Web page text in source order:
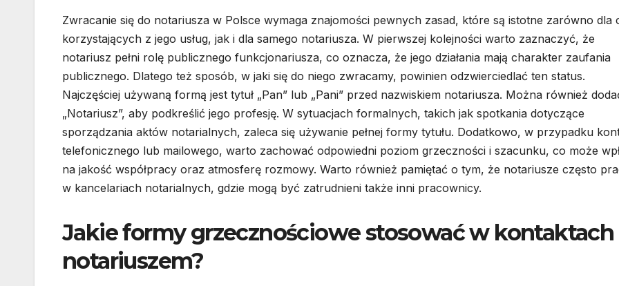
Zwracanie się do notariusza w Polsce wymaga znajomości pewnych zasad, które są istotne zarówno dla
korzystających z jego usług, jak i dla samego notariusza. W pierwszej kolejności warto zaznaczyć, że
notariusz pełni rolę publicznego funkcjonariusza, co oznacza, że jego działania mają charakter zaufania
publicznego. Dlatego też sposób, w jaki się do niego zwracamy, powinien odzwierciedlać ten status.
Najczęściej używaną formą jest tytuł „Pan” lub „Pani” przed nazwiskiem notariusza. Można również
„Notariusz”, aby podkreślić jego profesję. W sytuacjach formalnych, takich jak spotkania dotyczące
sporządzania aktów notarialnych, zaleca się używanie pełnej formy tytułu. Dodatkowo, w przypadku
telefonicznego lub mailowego, warto zachować odpowiedni poziom grzeczności i szacunku, co może
na jakość współpracy oraz atmosferę rozmowy. Warto również pamiętać o tym, że notariusze często
w kancelariach notarialnych, gdzie mogą być zatrudnieni także inni pracownicy.
Jakie formy grzecznościowe stosować w kontaktach
notariuszem?